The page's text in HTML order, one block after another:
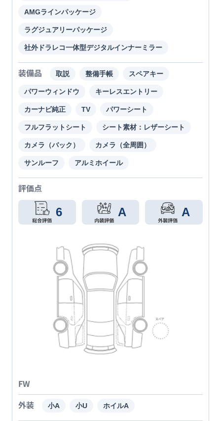
AMGラインパッケージ
ラグジュアリーパッケージ
社外ドラレコ一体型デジタルインナーミラー
装備品 取説 整備手帳 スペアキー
パワーウィンドウ キーレスエントリー
カーナビ純正 TV パワーシート
フルフラットシート シート素材：レザーシート
カメラ（バック） カメラ（全周囲）
サンルーフ アルミホイール
評価点
6 A A
FW
外装
小A 小U ホイルA